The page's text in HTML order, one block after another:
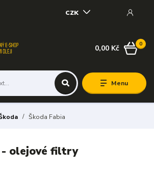
Menu
CZK
0
0,00 Kč
Škoda Fabia
- olejové filtry